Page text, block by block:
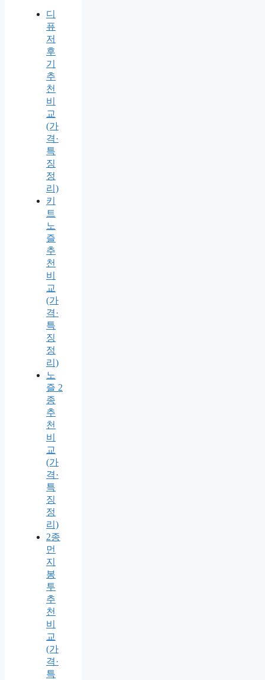
디
퓨
저
후
기
추
천
비
교
(가
격·
특
징
정
리)
키
트
노
즐
추
천
비
교
(가
격·
특
징
정
리)
노
즐 2
종
추
천
비
교
(가
격·
특
징
정
리)
2종
먼
지
봉
투
추
천
비
교
(가
격·
특